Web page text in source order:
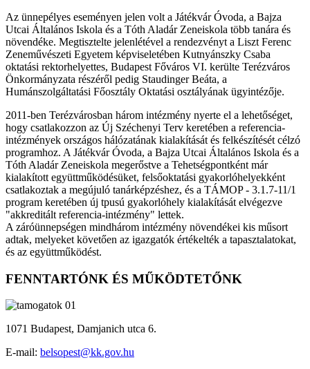
Az ünnepélyes eseményen jelen volt a Játékvár Óvoda, a Bajza
Utcai Általános Iskola és a Tóth Aladár Zeneiskola több tanára és
növendéke. Megtisztelte jelenlétével a rendezvényt a Liszt Ferenc
Zeneművészeti Egyetem képviseletében Kutnyánszky Csaba
oktatási rektorhelyettes, Budapest Főváros VI. kerülte Terézváros
Önkormányzata részéről pedig Staudinger Beáta, a
Humánszolgáltatási Főosztály Oktatási osztályának ügyintézője.
2011-ben Terézvárosban három intézmény nyerte el a lehetőséget,
hogy csatlakozzon az Új Széchenyi Terv keretében a referencia-
intézmények országos hálózatának kialakítását és felkészítését célzó
programhoz. A Játékvár Óvoda, a Bajza Utcai Általános Iskola és a
Tóth Aladár Zeneiskola megerőstve a Tehetségpontként már
kialakított együttműködésüket, felsőoktatási gyakorlóhelyekként
csatlakoztak a megújuló tanárképzéshez, és a TÁMOP - 3.1.7-11/1
program keretében új tpusú gyakorlóhely kialakítását elvégezve
"akkreditált referencia-intézmény" lettek.
A záróünnepségen mindhárom intézmény növendékei kis műsort
adtak, melyeket követően az igazgatók értékelték a tapasztalatokat,
és az együttműködést.
FENNTARTÓNK ÉS MŰKÖDTETŐNK
1071 Budapest, Damjanich utca 6.
E-mail: belsopest@kk.gov.hu